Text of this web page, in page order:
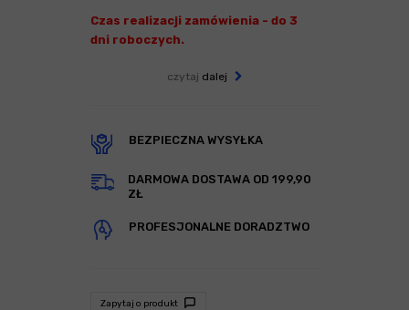
Czas realizacji zamówienia - do 3
dni roboczych.
czytaj dalej
BEZPIECZNA WYSYŁKA
DARMOWA DOSTAWA OD 199,90
ZŁ
PROFESJONALNE DORADZTWO
Zapytaj o produkt